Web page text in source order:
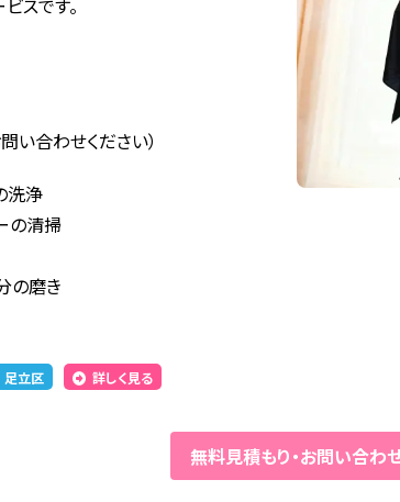
い合わせください）
洗浄
の清掃
の磨き
足立区 詳しく見る
無料見積もり・お問い合わ